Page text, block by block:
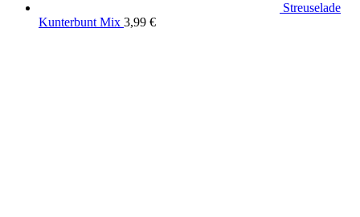
Streuselade
Kunterbunt Mix 3,99 €